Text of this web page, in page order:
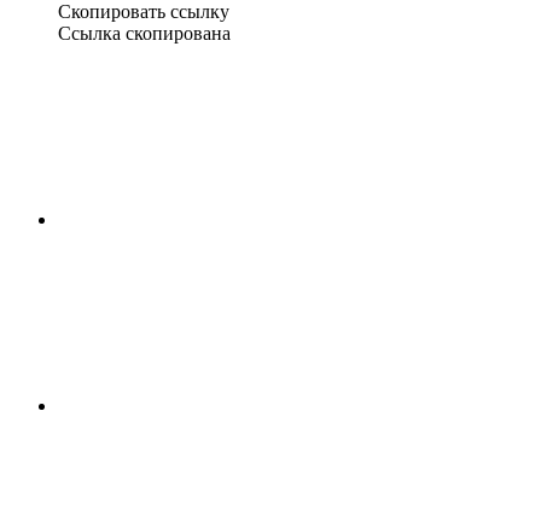
Скопировать ссылку
Ссылка скопирована